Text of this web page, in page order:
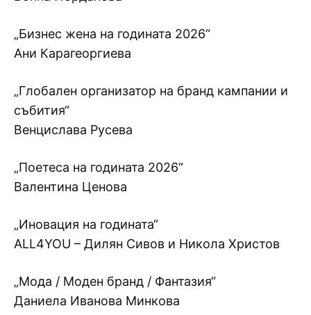
„Бизнес жена на годината 2026“
Ани Карагеоргиева
„Глобален организатор на бранд кампании и
събития“
Венцислава Русева
„Поетеса на годината 2026“
Валентина Ценова
„Иновация на годината“
ALL4YOU – Дилян Сивов и Никола Христов
„Мода / Моден бранд / Фантазия“
Даниела Иванова Минкова